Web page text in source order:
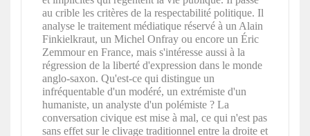
au crible les critères de la respectabilité politique. Il
analyse le traitement médiatique réservé à un Alain
Finkielkraut, un Michel Onfray ou encore un Éric
Zemmour en France, mais s'intéresse aussi à la
régression de la liberté d'expression dans le monde
anglo-saxon. Qu'est-ce qui distingue un
infréquentable d'un modéré, un extrémiste d'un
humaniste, un analyste d'un polémiste ? La
conversation civique est mise à mal, ce qui n'est pas
sans effet sur le clivage traditionnel entre la droite et